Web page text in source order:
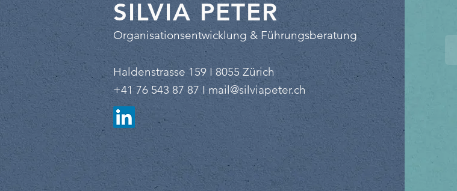
SILVIA PETER
Organisationsentwicklung & Führungsberatung
Haldenstrasse 159 I 8055 Zürich
+41 76 543 87 87 I mail@silviapeter.ch